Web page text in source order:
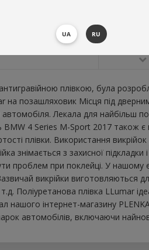
плівкою, була
на позашляховик Місця під
Лекала для найбільш
BMW 4 Series M-Sport 2017
плівки. Використання
з захисної підкладки
проблем при поклейці. У нашому
викрійки виготовляються
т.д. Поліуретанова плівка
нашого інтернет-магазину
автомобілів, включаючи
UA RU